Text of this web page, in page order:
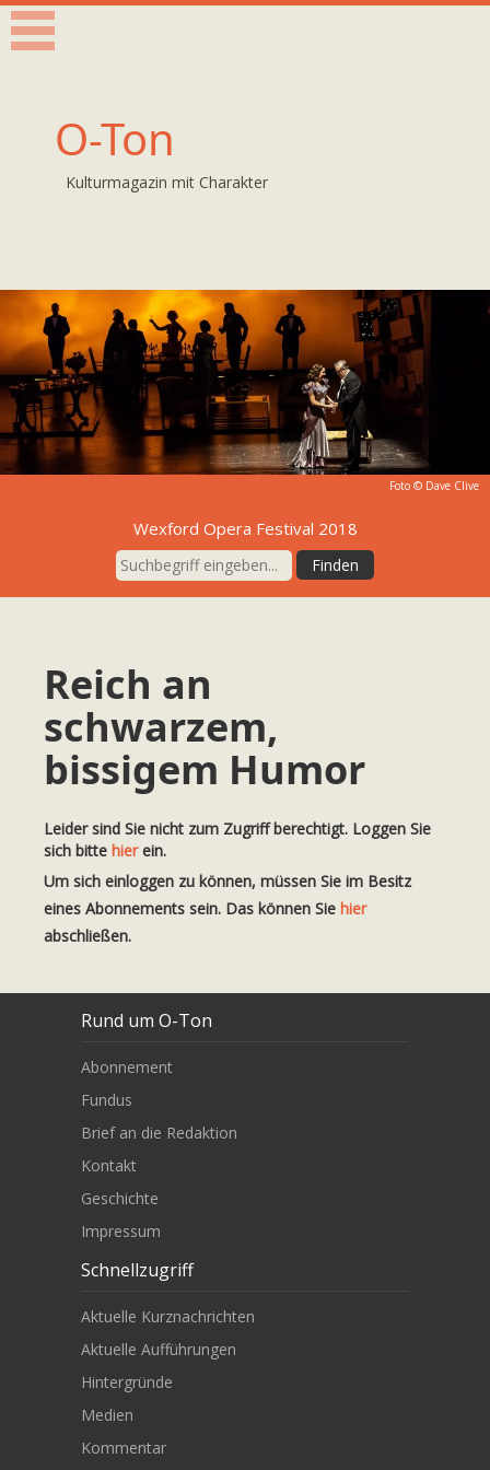
O-Ton
Kulturmagazin mit Charakter
Foto © Dave Clive
Wexford Opera Festival 2018
Reich an
schwarzem,
bissigem Humor
Leider sind Sie nicht zum Zugriff berechtigt. Loggen Sie
sich bitte hierein.
Um sich einloggen zu können, müssen Sie im Besitz
eines Abonnements sein. Das können Sie hier
abschließen.
Rund um O-Ton
Abonnement
Fundus
Brief an die Redaktion
Kontakt
Geschichte
Impressum
Schnellzugriff
Aktuelle Kurznachrichten
Aktuelle Aufführungen
Hintergründe
Medien
Kommentar